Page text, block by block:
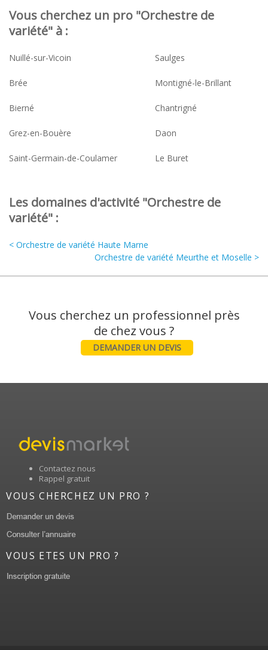
Vous cherchez un pro "Orchestre de
variété" à :
Nuillé-sur-Vicoin Saulges
Brée Montigné-le-Brillant
Bierné Chantrigné
Grez-en-Bouère Daon
Saint-Germain-de-Coulamer Le Buret
Les domaines d'activité "Orchestre de
variété" :
< Orchestre de variété Haute Marne
Orchestre de variété Meurthe et Moselle >
Vous cherchez un professionnel près
DEMANDER UN DEVIS
Contactez nous
Rappel gratuit
VOUS CHERCHEZ UN PRO ?
VOUS ETES UN PRO ?